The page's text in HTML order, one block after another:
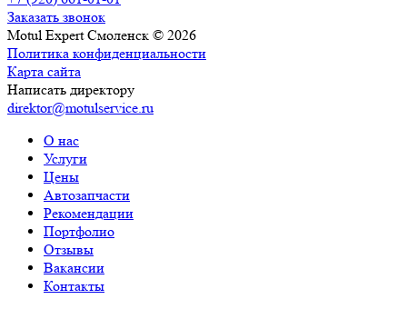
Заказать звонок
Motul Expert Смоленск © 2026
Политика конфиденциальности
Карта сайта
Написать директору
direktor@motulservice.ru
О нас
Услуги
Цены
Автозапчасти
Рекомендации
Портфолио
Отзывы
Вакансии
Контакты